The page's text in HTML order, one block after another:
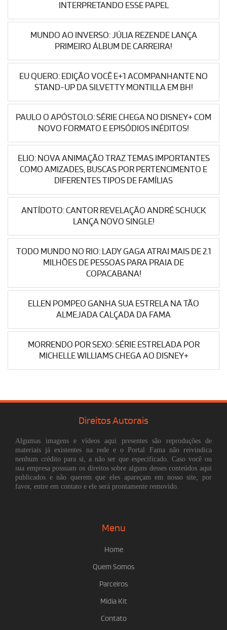
INTERPRETANDO ESSE PAPEL
MUNDO AO INVERSO: JÚLIA REZENDE LANÇA
PRIMEIRO ÁLBUM DE CARREIRA!
EU QUERO: EDIÇÃO VOCÊ E+1 ACOMPANHANTE NO
STAND-UP DA SILVETTY MONTILLA EM BH!
PAULO O APÓSTOLO: SÉRIE CHEGA NO DISNEY+ COM
NOVO FORMATO E EPISÓDIOS INÉDITOS!
ELIO: NOVA ANIMAÇÃO TRAZ TEMAS IMPORTANTES
COMO AMIZADES, BUSCAS POR PERTENCIMENTO E
DIFERENTES TIPOS DE FAMÍLIAS
ANTÍDOTO: CANTOR REVELAÇÃO ANDRÉ SCHUCK
LANÇA NOVO SINGLE!
TODO MUNDO NO RIO: LADY GAGA ATRAI MAIS DE 2.1
MILHÕES DE PESSOAS PARA PRAIA DE
COPACABANA!
ELLEN POMPEO GANHA SUA ESTRELA NA TÃO
ALMEJADA CALÇADA DA FAMA
MORRENDO POR SEXO: SÉRIE ESTRELADA POR
MICHELLE WILLIAMS CHEGA AO DISNEY+
Direitos Autorais
Algumas imagens e vídeos aqui presentes são reproduções de
materiais já existentes na rede e o Portal Fama não reivindica
nenhum crédito para si, a não ser que especificado. Caso você ou
sua empresa possuam os direitos sobre alguns desses conteúdos aqui
publicados e não querem que eles apareçam em nosso site, por
favor, entre em contato e ele será prontamente removido.
Menu
Home
Quem Somos
Parceiros
Mídia Kit
Contato